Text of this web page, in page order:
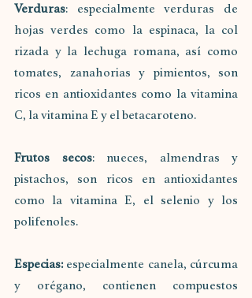
Verduras: especialmente verduras de
hojas verdes como la espinaca, la col
rizada y la lechuga romana, así como
tomates, zanahorias y pimientos, son
ricos en antioxidantes como la vitamina
C, la vitamina E y el betacaroteno.
Frutos secos: nueces, almendras y
pistachos, son ricos en antioxidantes
como la vitamina E, el selenio y los
polifenoles.
Especias: especialmente canela, cúrcuma
y orégano, contienen compuestos